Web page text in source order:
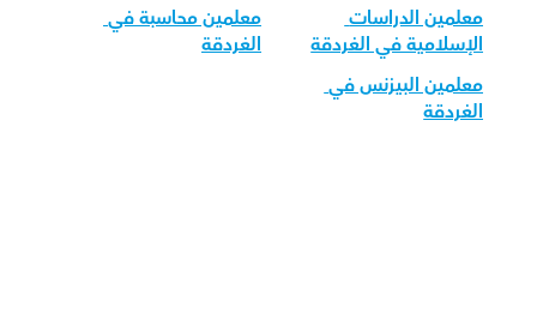
معلمين الدراسات
الإسلامية في الغردقة
معلمين محاسبة في
الغردقة
معلمين البيزنس في
الغردقة